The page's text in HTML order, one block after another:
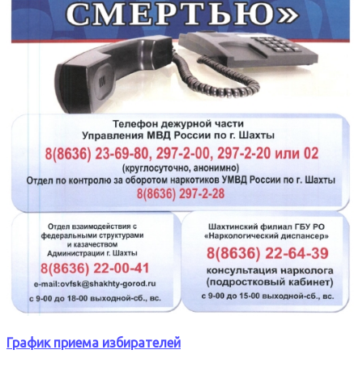
График приема избирателей